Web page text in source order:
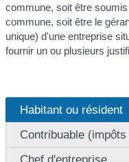
commune, soit être
commune, soit être le
unique) d'une entreprise
fournir un ou plusieurs
Habitant ou résident
Contribuable
Chef d'entreprise